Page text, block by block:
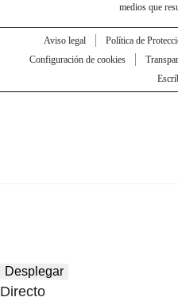
medios que
Aviso legal Política de
Configuración de cookies
Desplegar
Directo